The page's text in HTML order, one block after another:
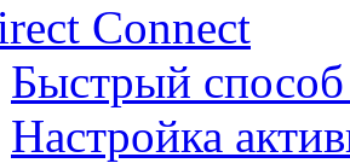
Connect
Быстрый
Настройка